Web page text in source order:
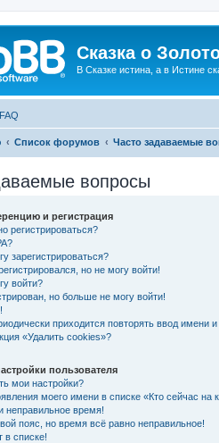
Сказка о
В Сказке истина, а в Истине
FAQ
Список форумов Часто задаваемые
вопросы
и регистрация
регистрироваться?
зарегистрироваться?
но не могу войти!
войти?
но больше не могу войти!
приходится повторять ввод имени
«Удалить cookies»?
пользователя
мои настройки?
моего имени в списке «Кто сейчас на
неправильное время!
пояс, но время всё равно неправильное!
в списке!